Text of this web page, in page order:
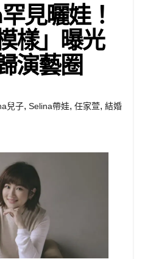
見曬娃！
樣」曝光
演藝圈
兒子, Selina帶娃, 任家萱, 結婚